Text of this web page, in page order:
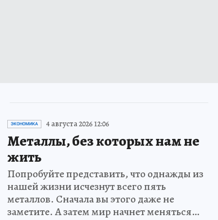
ЭКОНОМИКА 4 августа 2026 12:06
Металлы, без которых нам не
жить
Попробуйте представить, что однажды из
нашей жизни исчезнут всего пять
металлов. Сначала вы этого даже не
заметите. А затем мир начнет меняться…